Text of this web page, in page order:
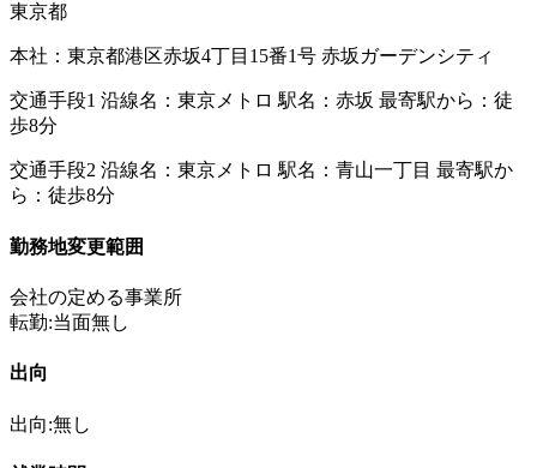
東京都
本社：東京都港区赤坂4丁目15番1号 赤坂ガーデンシティ
交通手段1 沿線名：東京メトロ 駅名：赤坂 最寄駅から：徒
歩8分
交通手段2 沿線名：東京メトロ 駅名：青山一丁目 最寄駅か
ら：徒歩8分
勤務地変更範囲
会社の定める事業所
転勤:当面無し
出向
出向:無し